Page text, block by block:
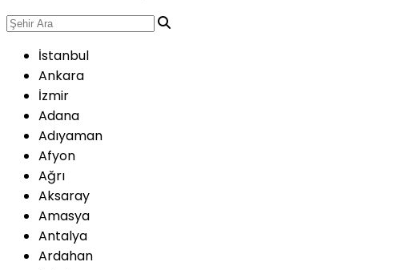
İstanbul
Ankara
İzmir
Adana
Adıyaman
Afyon
Ağrı
Aksaray
Amasya
Antalya
Ardahan